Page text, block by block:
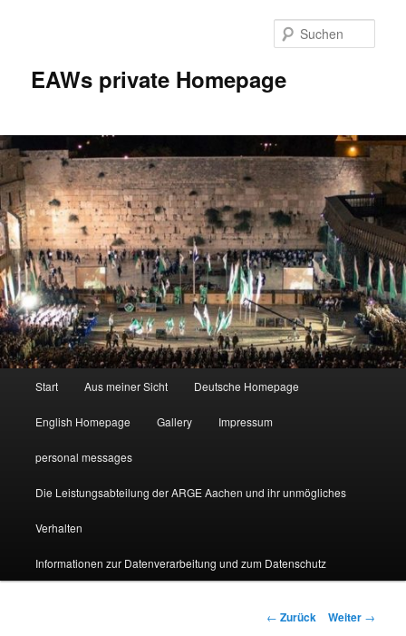
EAWs private Homepage
Start Aus meiner Sicht Deutsche Homepage
English Homepage Gallery Impressum
personal messages
Die Leistungsabteilung der ARGE Aachen und ihr unmögliches
Verhalten
Informationen zur Datenverarbeitung und zum Datenschutz
Beitragsnavigation
← Zurück Weiter →